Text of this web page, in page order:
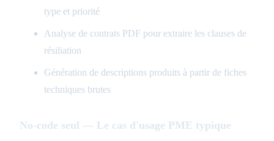
type et priorité
Analyse de contrats PDF pour extraire les clauses de
résiliation
Génération de descriptions produits à partir de fiches
techniques brutes
No-code seul — Le cas d'usage PME typique